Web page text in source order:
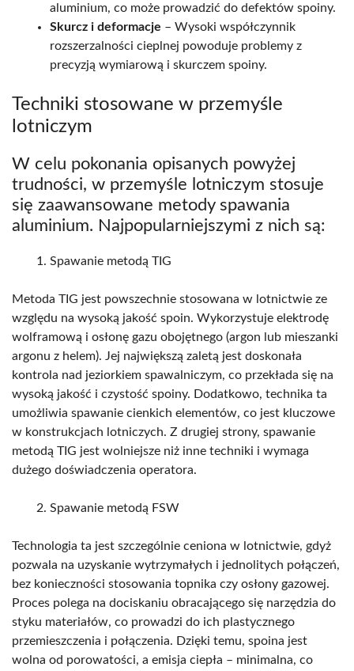
aluminium, co może prowadzić do defektów spoiny.
Skurcz i deformacje – Wysoki współczynnik
rozszerzalności cieplnej powoduje problemy z
precyzją wymiarową i skurczem spoiny.
Techniki stosowane w przemyśle
lotniczym
W celu pokonania opisanych powyżej
trudności, w przemyśle lotniczym stosuje
się zaawansowane metody spawania
aluminium. Najpopularniejszymi z nich są:
Spawanie metodą TIG
Metoda TIG jest powszechnie stosowana w lotnictwie ze
względu na wysoką jakość spoin. Wykorzystuje elektrodę
wolframową i osłonę gazu obojętnego (argon lub mieszanki
argonu z helem). Jej największą zaletą jest doskonała
kontrola nad jeziorkiem spawalniczym, co przekłada się na
wysoką jakość i czystość spoiny. Dodatkowo, technika ta
umożliwia spawanie cienkich elementów, co jest kluczowe
w konstrukcjach lotniczych. Z drugiej strony, spawanie
metodą TIG jest wolniejsze niż inne techniki i wymaga
dużego doświadczenia operatora.
Spawanie metodą FSW
Technologia ta jest szczególnie ceniona w lotnictwie, gdyż
pozwala na uzyskanie wytrzymałych i jednolitych połączeń,
bez konieczności stosowania topnika czy osłony gazowej.
Proces polega na dociskaniu obracającego się narzędzia do
styku materiałów, co prowadzi do ich plastycznego
przemieszczenia i połączenia. Dzięki temu, spoina jest
wolna od porowatości, a emisja ciepła – minimalna, co